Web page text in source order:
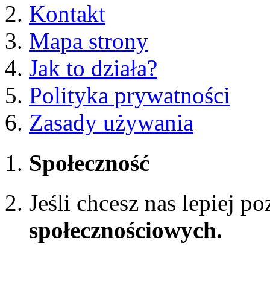
Kontakt
Mapa strony
Jak to działa?
Polityka prywatności
Zasady używania
Społeczność
Jeśli chcesz nas lepiej
społecznościowych.